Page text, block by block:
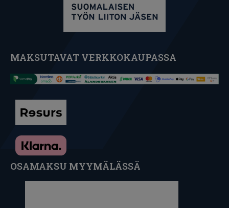
MAKSUTAVAT VERKKOKAUPASSA
OSAMAKSU MYYMÄLÄSSÄ